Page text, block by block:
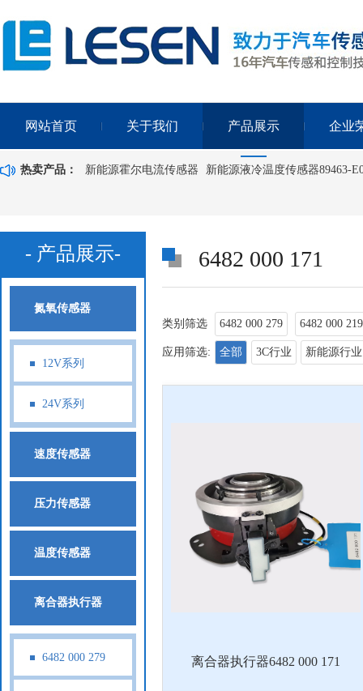
网站首页 关于我们 产品展示 企业
热卖产品： 新能源霍尔电流传感器 新能源液冷温度传感器89463-
- 产品展示-
氮氧传感器
12V系列
24V系列
速度传感器
压力传感器
温度传感器
离合器执行器
6482 000 279
6482 000 171
类别筛选 6482 000 279 6482 000 219
应用筛选: 全部 3C行业 新能源行业
离合器执行器6482 000 171